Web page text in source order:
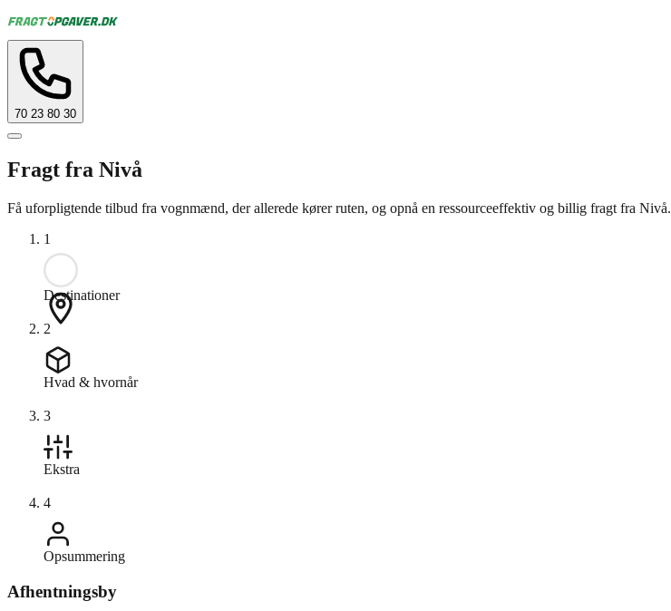
70 23 80 30
Fragt fra Nivå
Få uforpligtende tilbud fra vognmænd, der allerede kører ruten, og opnå en ressourceeffektiv og billig fragt fra Nivå.
1
Destinationer
2
Hvad & hvornår
3
Ekstra
4
Opsummering
Afhentningsby